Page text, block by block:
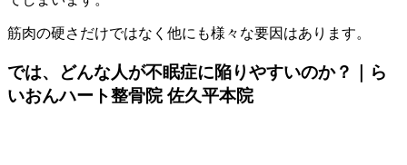
筋肉の硬さだけではなく他にも様々な要因はあります。
では、どんな人が不眠症に陥りやすいのか？｜ら
いおんハート整骨院 佐久平本院